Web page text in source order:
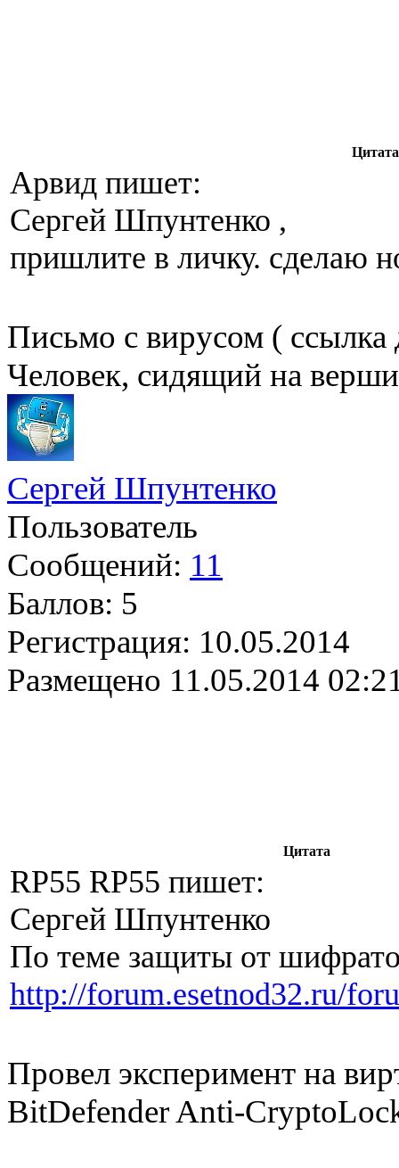
Цитата
Арвид пишет:
Сергей Шпунтенко ,
пришлите в личку. сделаю
Письмо с вирусом ( ссылка
Человек, сидящий на
Сергей Шпунтенко
Пользователь
Сообщений: 11
Баллов: 5
Регистрация: 10.05.2014
Размещено 11.05.2014
Цитата
RP55 RP55 пишет:
Сергей Шпунтенко
По теме защиты от
http://forum.esetnod32.ru/
Провел эксперимент на
BitDefender Anti-